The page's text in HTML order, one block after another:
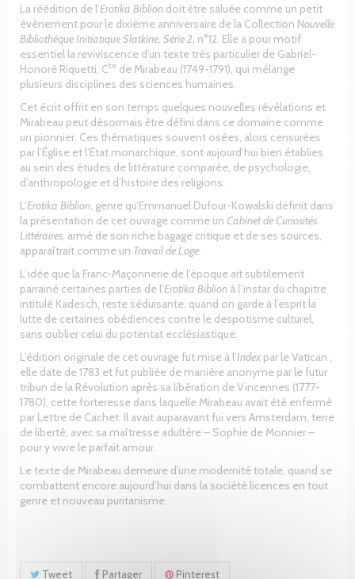
La réédition de l’Erotika Biblion doit être saluée comme un petit
événement pour le dixième anniversaire de la Collection Nouvelle
Bibliothèque Initiatique Slatkine, Série 2 , n°12. Elle a pour motif
essentiel la reviviscence d’un texte très particulier de Gabriel-
Honoré Riquetti, Cte de Mirabeau (1749-1791), qui mélange
plusieurs disciplines des sciences humaines.
Cet écrit offrit en son temps quelques nouvelles révélations et
Mirabeau peut désormais être défini dans ce domaine comme
un pionnier. Ces thématiques souvent osées, alors censurées
par l’Église et l’État monarchique, sont aujourd’hui bien établies
au sein des études de littérature comparée, de psychologie,
d’anthropologie et d’histoire des religions.
L’Erotika Biblion , genre qu’Emmanuel Dufour-Kowalski définit dans
la présentation de cet ouvrage comme un Cabinet de Curiosités
Littéraires , armé de son riche bagage critique et de ses sources,
apparaîtrait comme un Travail de Loge
L’idée que la Franc-Maçonnerie de l’époque ait subtilement
parrainé certaines parties de l’Erotika Biblion à l’instar du chapitre
intitulé Kadesch, reste séduisante, quand on garde à l’esprit la
lutte de certaines obédiences contre le despotisme culturel,
sans oublier celui du potentat ecclésiastique.
L’édition originale de cet ouvrage fut mise à l’Index par le Vatican ;
elle date de 1783 et fut publiée de manière anonyme par le futur
tribun de la Révolution après sa libération de Vincennes (1777-
1780), cette forteresse dans laquelle Mirabeau avait été enfermé
par Lettre de Cachet. Il avait auparavant fui vers Amsterdam, terre
de liberté, avec sa maîtresse adultère – Sophie de Monnier –
pour y vivre le parfait amour.
Le texte de Mirabeau demeure d’une modernité totale, quand se
combattent encore aujourd’hui dans la société licences en tout
genre et nouveau puritanisme.
Tweet Partager Pinterest